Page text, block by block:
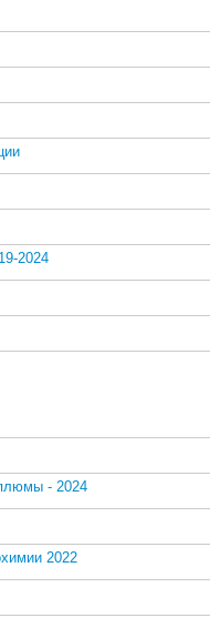
2024
- 2024
2022